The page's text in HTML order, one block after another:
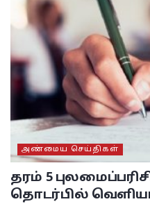
அண்மைய செய்திகள்
தரம் 5
தொடர்பில்